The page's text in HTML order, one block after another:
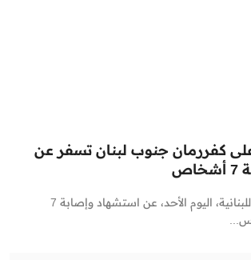
على كفررمان جنوب لبنان تسفر عن
أعلنت وزارة الصحة اللبنانية، اليوم الأحد، عن استشهاد وإصابة 7